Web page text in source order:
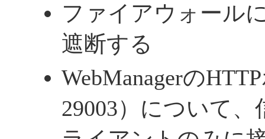
ファイアウォール
遮断する
WebManagerの
29003）について